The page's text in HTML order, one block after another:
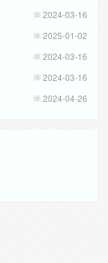
2024-03-16
2025-01-02
2024-03-16
2024-03-16
2024-04-26